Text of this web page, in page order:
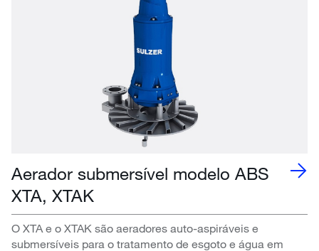
Aerador submersível modelo ABS
XTA, XTAK
O XTA e o XTAK são aeradores auto-aspiráveis e
submersíveis para o tratamento de esgoto e água em